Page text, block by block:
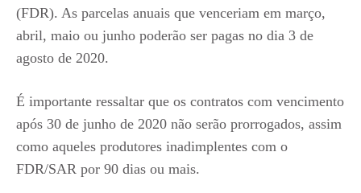
(FDR). As parcelas anuais que venceriam em março,
abril, maio ou junho poderão ser pagas no dia 3 de
agosto de 2020.
É importante ressaltar que os contratos com vencimento
após 30 de junho de 2020 não serão prorrogados, assim
como aqueles produtores inadimplentes com o
FDR/SAR por 90 dias ou mais.